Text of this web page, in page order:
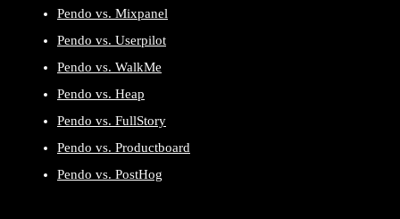
Pendo vs. Mixpanel
Pendo vs. Userpilot
Pendo vs. WalkMe
Pendo vs. Heap
Pendo vs. FullStory
Pendo vs. Productboard
Pendo vs. PostHog